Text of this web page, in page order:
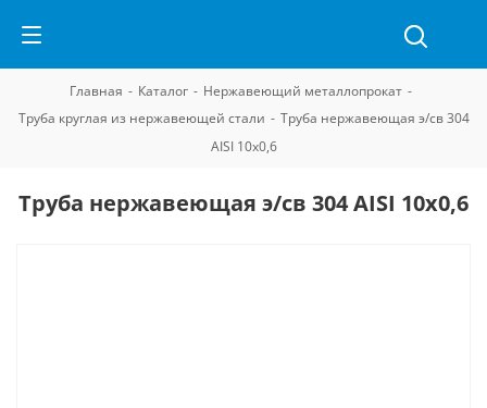
Главная - Каталог - Нержавеющий металлопрокат -
Труба круглая из нержавеющей стали - Труба нержавеющая э/св 304
AISI 10х0,6
Труба нержавеющая э/св 304 AISI 10х0,6